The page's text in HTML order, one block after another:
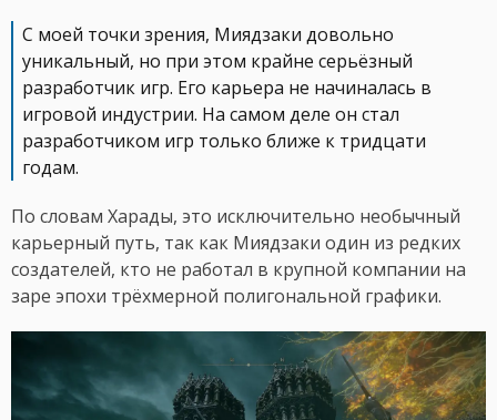
С моей точки зрения, Миядзаки довольно
уникальный, но при этом крайне серьёзный
разработчик игр. Его карьера не начиналась в
игровой индустрии. На самом деле он стал
разработчиком игр только ближе к тридцати
годам.
По словам Харады, это исключительно необычный
карьерный путь, так как Миядзаки один из редких
создателей, кто не работал в крупной компании на
заре эпохи трёхмерной полигональной графики.